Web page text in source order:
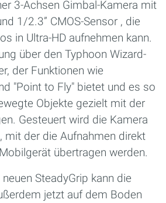
3-Achsen Gimbal-Kamera mit
1/2.3” CMOS-Sensor , die
in Ultra-HD aufnehmen kann.
über den Typhoon Wizard-
der Funktionen wie
"Point to Fly" bietet und es so
Objekte gezielt mit der
Gesteuert wird die Kamera
mit der die Aufnahmen direkt
übertragen werden.
SteadyGrip kann die
jetzt auf dem Boden